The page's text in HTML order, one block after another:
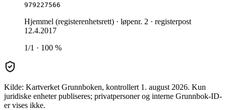
979227566
Hjemmel (registerenhetsrett) · løpenr. 2 · registerpost
12.4.2017
1/1 · 100 %
Kilde: Kartverket Grunnboken, kontrollert 1. august 2026. Kun
juridiske enheter publiseres; privatpersoner og interne Grunnbok-ID-
er vises ikke.